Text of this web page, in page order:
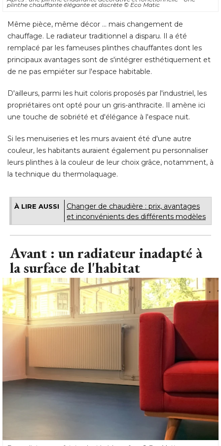
plinthe chauffante élégante et discrète © Eco Matic
Même pièce, même décor ... mais changement de
chauffage. Le radiateur traditionnel a disparu. Il a été
remplacé par les fameuses plinthes chauffantes dont les
principaux avantages sont de s'intégrer esthétiquement et
de ne pas empiéter sur l'espace habitable.
D'ailleurs, parmi les huit coloris proposés par l'industriel, les
propriétaires ont opté pour un gris-anthracite. Il amène ici
une touche de sobriété et d'élégance à l'espace nuit.
Si les menuiseries et les murs avaient été d'une autre
couleur, les habitants auraient également pu personnaliser
leurs plinthes à la couleur de leur choix grâce, notamment, à
la technique du thermolaquage.
À LIRE AUSSI
Changer de chaudière : prix, avantages
et inconvénients des différents modèles
Avant : un radiateur inadapté à
la surface de l'habitat